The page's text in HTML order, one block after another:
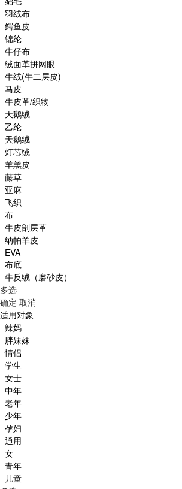
羽绒布
鳄鱼皮
锦纶
牛仔布
绒面革拼网眼
牛绒(牛二层皮)
马皮
牛皮革/织物
天鹅绒
乙纶
天鹅绒
灯芯绒
羊羔皮
藤草
亚麻
飞织
布
牛皮剖层革
纳帕羊皮
EVA
布底
牛反绒（磨砂皮）
多选
确定 取消
适用对象
辣妈
胖妹妹
情侣
学生
女士
中年
老年
少年
孕妇
通用
女
青年
儿童